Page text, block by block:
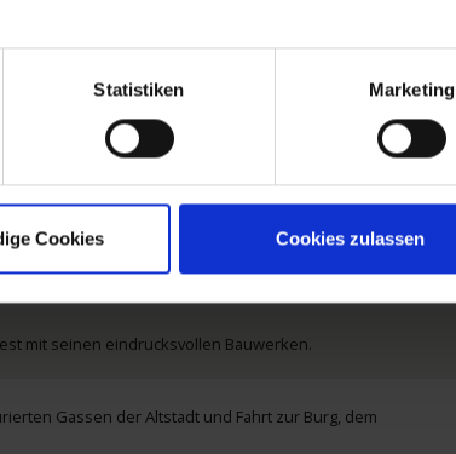
Statistiken Marketing
Cookies Cookies zulassen
Wien mit Stephansdom, Hofburg und
mit seinen eindrucksvollen Bauwerken.
Gassen der Altstadt und Fahrt zur Burg, dem